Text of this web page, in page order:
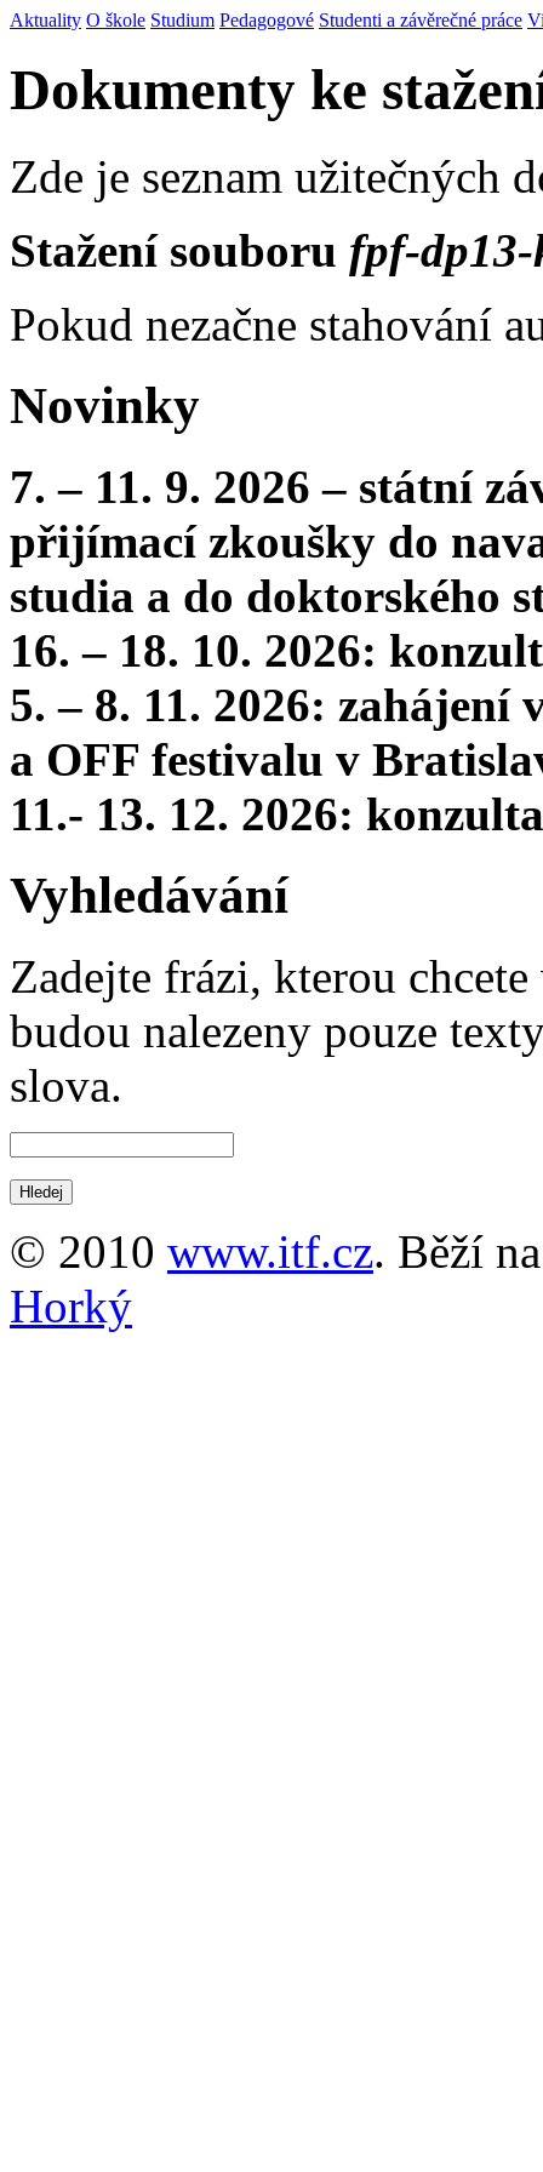
Aktuality O škole Studium Pedagogové Studenti a závěrečné práce
Dokumenty ke
Zde je seznam užitečných
Stažení souboru fpf-
Pokud nezačne stahování
Novinky
7. – 11. 9. 2026 – státní
přijímací zkoušky do
studia a do doktorského
16. – 18. 10. 2026:
5. – 8. 11. 2026:
a OFF festivalu v
11.- 13. 12. 2026:
Vyhledávání
Zadejte frázi, kterou
budou nalezeny pouze
slova.
© 2010 www.itf.cz. Běží
Horký